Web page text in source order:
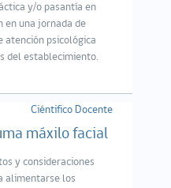
y/o pasantía en
una jornada de
atención psicológica
del establecimiento.
Ciéntifico Docente
máxilo facial
y consideraciones
alimentarse los